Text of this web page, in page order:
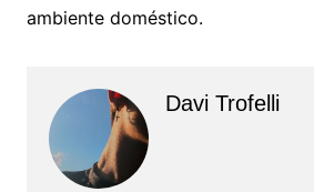
ambiente doméstico.
Davi Trofelli